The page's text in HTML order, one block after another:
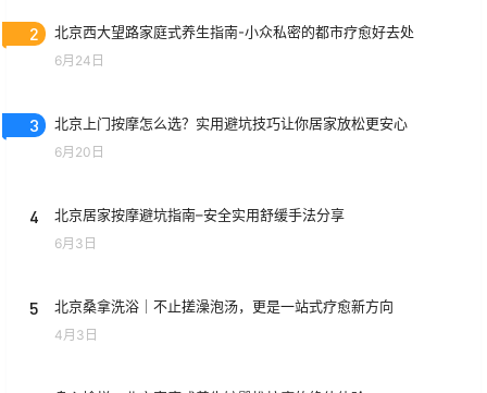
2 北京西大望路家庭式养生指南-小众私密的都市疗愈好去处
6月24日
3 北京上门按摩怎么选？实用避坑技巧让你居家放松更安心
6月20日
4 北京居家按摩避坑指南–安全实用舒缓手法分享
6月3日
5 北京桑拿洗浴｜不止搓澡泡汤，更是一站式疗愈新方向
4月3日